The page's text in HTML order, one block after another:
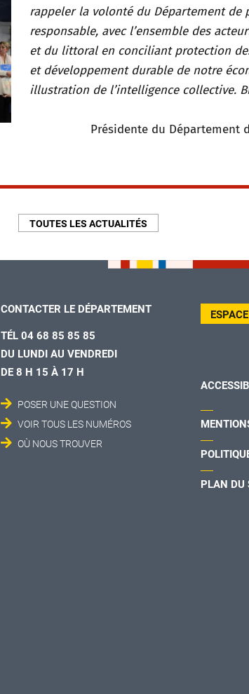
rappeler la volonté du Département de
responsable, avec l’ensemble des
et du littoral en conciliant protection
et développement durable de notre
illustration de l’intelligence collective.
Présidente du Département
TOUTES LES ACTUALITÉS
CONTACTER LE DÉPARTEMENT
TÉL 04 68 85 85 85
DU LUNDI AU VENDREDI
DE 8 H 15 À 17 H
POSER UNE QUESTION
VOIR TOUS LES NUMÉROS
OÙ NOUS TROUVER
PLAN DU